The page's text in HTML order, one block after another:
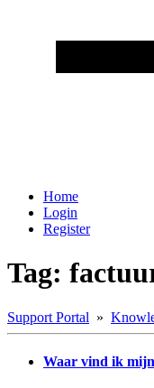
Home
Login
Register
Tag:
Support Portal »
Waar vind ik